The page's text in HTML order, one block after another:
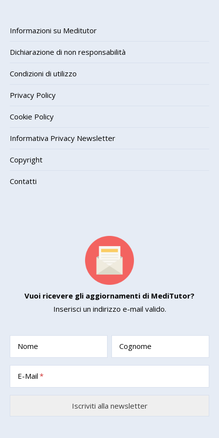
Informazioni su Meditutor
Dichiarazione di non responsabilità
Condizioni di utilizzo
Privacy Policy
Cookie Policy
Informativa Privacy Newsletter
Copyright
Contatti
Vuoi ricevere gli aggiornamenti di MediTutor?
Inserisci un indirizzo e-mail valido.
Nome Cognome
E-Mail